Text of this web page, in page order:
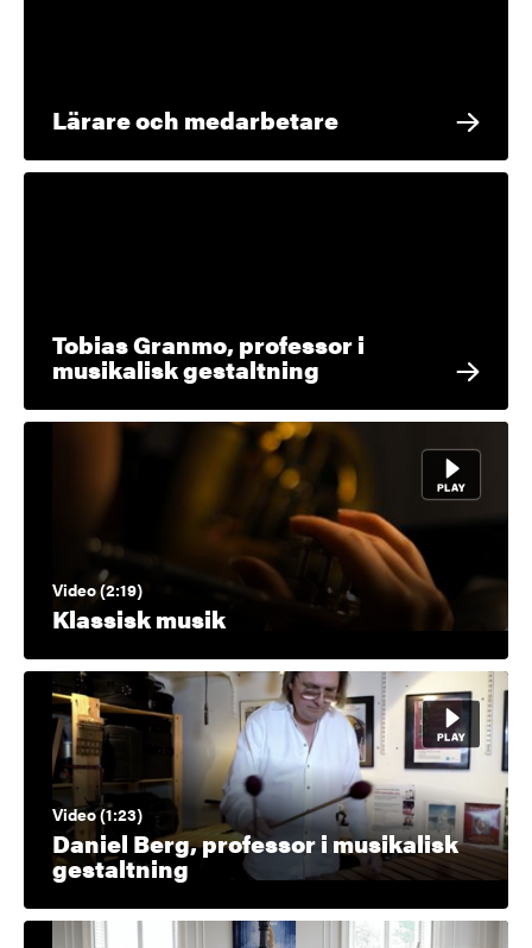
Lärare och medarbetare
Tobias Granmo, professor i
musikalisk gestaltning
Video (2:19)
Klassisk musik
Video (1:23)
Daniel Berg, professor i musikalisk
gestaltning